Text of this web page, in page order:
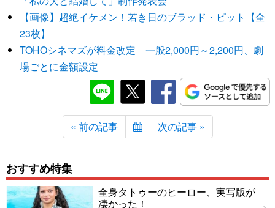
【画像】超絶イケメン！若き日のブラッド・ピット【全
23枚】
TOHOシネマズが料金改定 一般2,000円～2,200円、劇
場ごとに金額設定
« 前の記事 次の記事 »
おすすめ特集
全身タトゥーのヒーロー、実写版が
凄かった！